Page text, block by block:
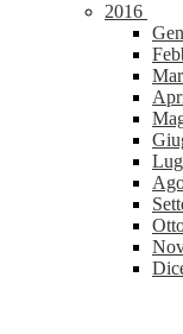
2016